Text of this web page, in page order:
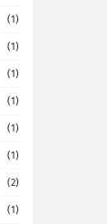
(1)
(1)
(1)
(1)
(1)
(1)
(2)
(1)